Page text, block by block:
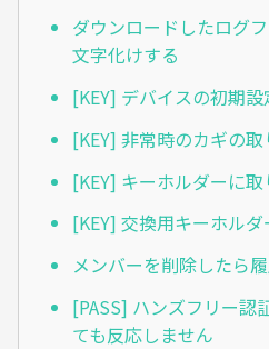
ダウンロードしたログ
文字化けする
[KEY] デバイスの初期
[KEY] 非常時のカギの
[KEY] キーホルダーに
[KEY] 交換用キーホル
メンバーを削除したら
[PASS] ハンズフリー認
ても反応しません